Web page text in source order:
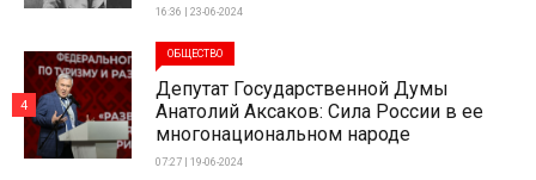
16:36 | 23-06-2024
ОБЩЕСТВО
Депутат Государственной Думы
Анатолий Аксаков: Сила России в ее
многонациональном народе
07:27 | 19-06-2024
4